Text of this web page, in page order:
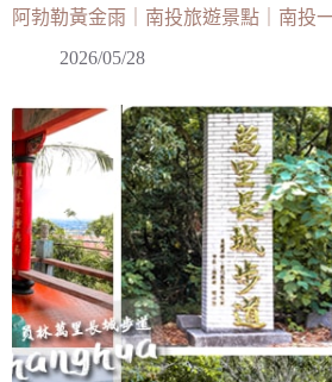
阿勃勒黃金雨｜南投旅遊景點｜南投
2026/05/28